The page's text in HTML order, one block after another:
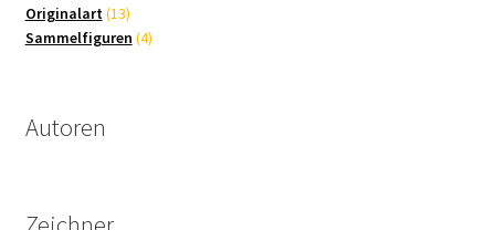
Originalart 1313
Produkte
Sammelfiguren 44
Autoren